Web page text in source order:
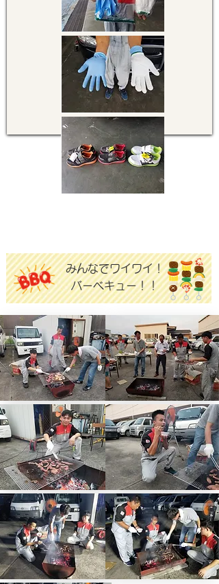
​みんなでワイワイ！
バーベキュー！！